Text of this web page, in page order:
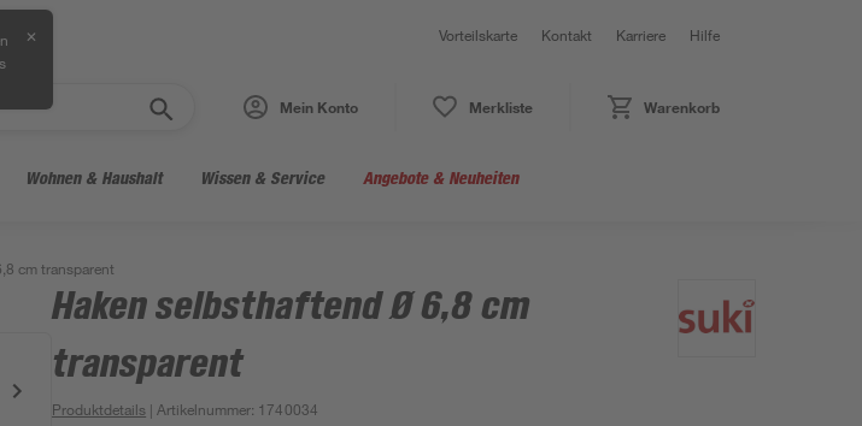
✕ Vorteilskarte Kontakt Karriere Hilfe
Mein Konto Merkliste Warenkorb
Wohnen & Haushalt Wissen & Service Angebote & Neuheiten
cm transparent
Haken selbsthaftend Ø 6,8 cm
transparent
Produktdetails | Artikelnummer: 1740034